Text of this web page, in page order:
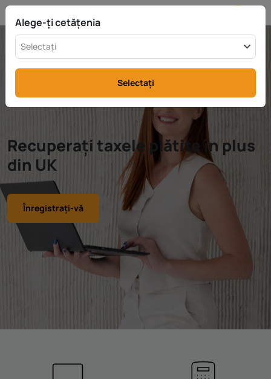
Recuperați taxele plătite în plus
din UK
Înregistrați-vă
Alege-ți cetățenia
Selectați
Selectați